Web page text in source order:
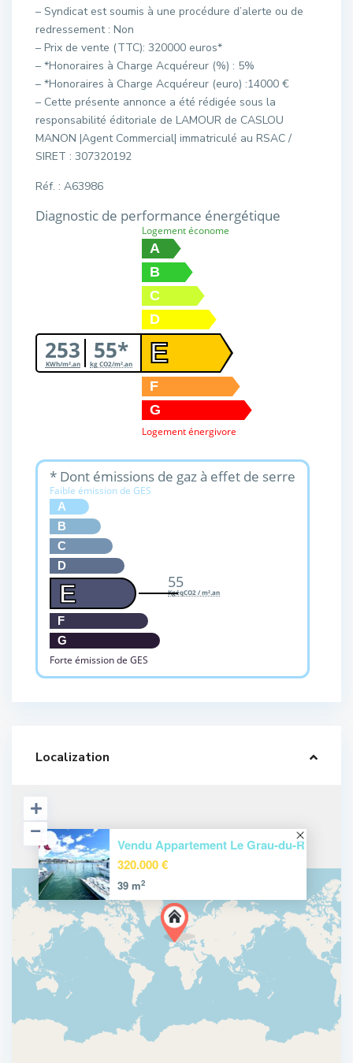
– Syndicat est soumis à une procédure d’alerte ou de
redressement : Non
– Prix de vente (TTC): 320000 euros*
– *Honoraires à Charge Acquéreur (%) : 5%
– *Honoraires à Charge Acquéreur (euro) :14000 €
– Cette présente annonce a été rédigée sous la
responsabilité éditoriale de LAMOUR de CASLOU
MANON |Agent Commercial| immatriculé au RSAC /
SIRET : 307320192
Réf. : A63986
Diagnostic de performance énergétique
253
KWh/m².an 55*
kg CO2/m².an
Logement économe
A
B
C
D
E
F
G
Logement énergivore
* Dont émissions de gaz à effet de serre
Faible émission de GES
A
B
C
D
E
F
G
Forte émission de GES
55
KgéqCO2 / m².an
Localization
Vendu Appartement Le Grau-du-R
320.000 €
39 m2